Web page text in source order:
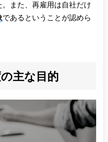
また、再雇用は自社だけ
であるということが認めら
主な目的